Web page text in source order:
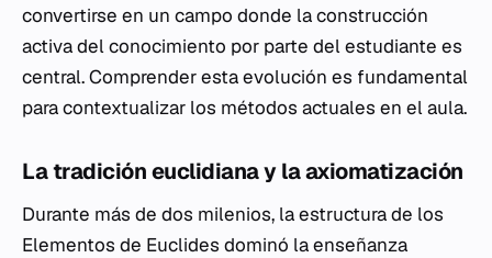
convertirse en un campo donde la construcción
activa del conocimiento por parte del estudiante es
central. Comprender esta evolución es fundamental
para contextualizar los métodos actuales en el aula.
La tradición euclidiana y la axiomatización
Durante más de dos milenios, la estructura de los
Elementos de Euclides dominó la enseñanza